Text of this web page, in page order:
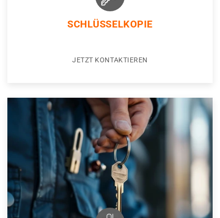
SCHLÜSSELKOPIE
JETZT KONTAKTIEREN